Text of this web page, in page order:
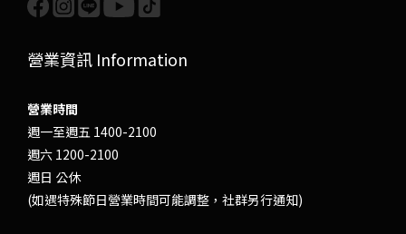
營業資訊 Information
營業時間
週一至週五 1400-2100
週六 1200-2100
週日 公休
(如遇特殊節日營業時間可能調整，社群另行通知)